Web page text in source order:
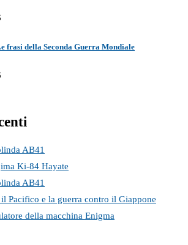
frasi della Seconda Guerra Mondiale
AB41
Ki-84 Hayate
AB41
Pacifico e la guerra contro il Giappone
della macchina Enigma